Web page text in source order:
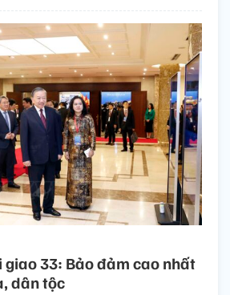
giao 33: Bảo đảm cao nhất
dân tộc